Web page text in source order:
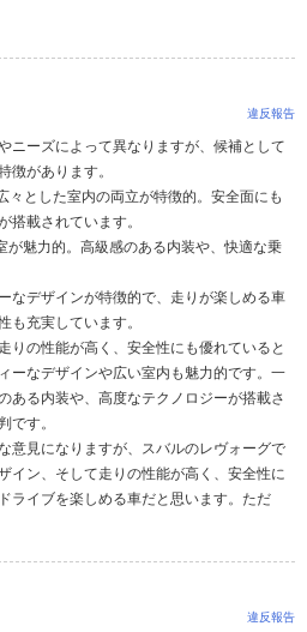
違反報告
ニーズによって異なりますが、候補として
徴があります。
とした室内の両立が特徴的。安全面にも
搭載されています。
魅力的。高級感のある内装や、快適な乗
なデザインが特徴的で、走りが楽しめる車
も充実しています。
りの性能が高く、安全性にも優れていると
ーなデザインや広い室内も魅力的です。一
ある内装や、高度なテクノロジーが搭載さ
です。
意見になりますが、スバルのレヴォーグで
イン、そして走りの性能が高く、安全性に
ライブを楽しめる車だと思います。ただ
違反報告